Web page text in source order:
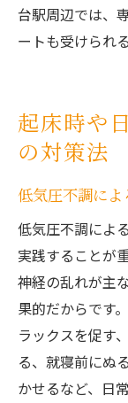
台駅周辺では、
ートも受けられ
起床時や
の対策法
低気圧不調に
低気圧不調によ
実践することが
神経の乱れが主
果的だからです
ラックスを促す
る、就寝前にぬ
かせるなど、日